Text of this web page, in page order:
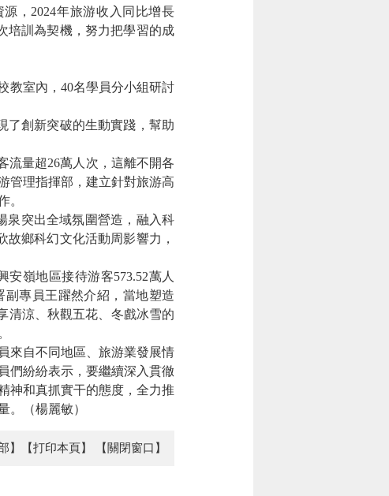
，2024年旅游收入同比增長
培訓為契機，努力把學習的成
教室內，40名學員分小組研討
了創新突破的生動實踐，幫助
流量超26萬人次，這離不開各
管理指揮部，建立針對旅游高
。
泉突出全域氛圍營造，融入科
鄉科幻文化活動周影響力，
嶺地區接待游客573.52萬人
副專員王躍然介紹，當地塑造
清涼、秋觀五花、冬戲冰雪的
來自不同地區、旅游業發展情
們紛紛表示，要繼續深入貫徹
神和真抓實干的態度，全力推
。（楊麗敏）
】 【打印本頁】 【關閉窗口】